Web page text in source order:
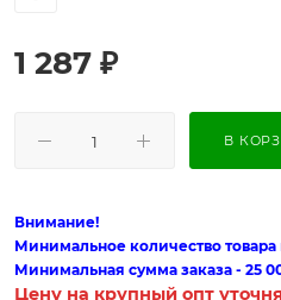
1 287 ₽
В
Внимание!
Минимальное количество товара
Минимальная сумма заказа - 25
Цену на крупный опт